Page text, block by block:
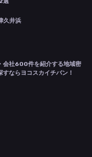
久井浜
会社600件を紹介する地域密
ならヨコスカイチバン！